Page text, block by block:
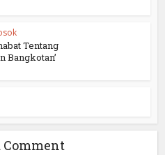
Tentang
Bangkotan’
Comment